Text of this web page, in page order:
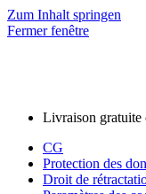
Zum Inhalt springen
Fermer fenêtre
Livraison gratuite
CG
Protection des
Droit de